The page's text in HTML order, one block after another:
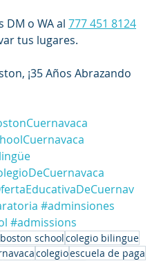
DM o WA al 777 451 8124
tus lugares.
¡35 Años Abrazando
#adminsiones
#admissions
boston schoolcolegio bilingue
colegioescuela de paga